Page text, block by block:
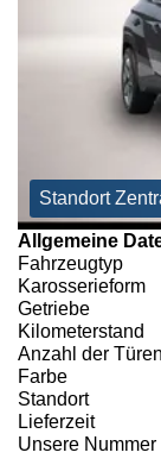
Standort
Allgemeine
Fahrzeugtyp
Karosserieform
Getriebe
Kilometerstand
Anzahl der Türen
Farbe
Standort
Lieferzeit
Unsere Nummer